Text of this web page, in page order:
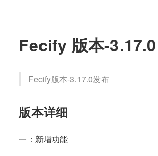
Fecify 版本-3.17.0
Fecify版本-3.17.0发布
版本详细
一：新增功能